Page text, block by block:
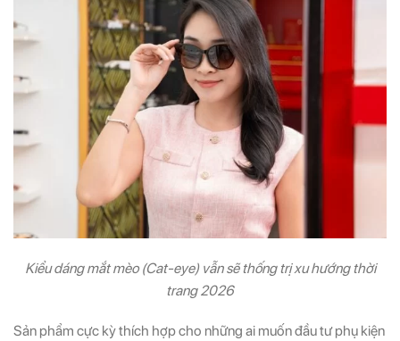
Kiểu dáng mắt mèo (Cat-eye) vẫn sẽ thống trị xu hướng thời
trang 2026
Sản phẩm cực kỳ thích hợp cho những ai muốn đầu tư phụ kiện